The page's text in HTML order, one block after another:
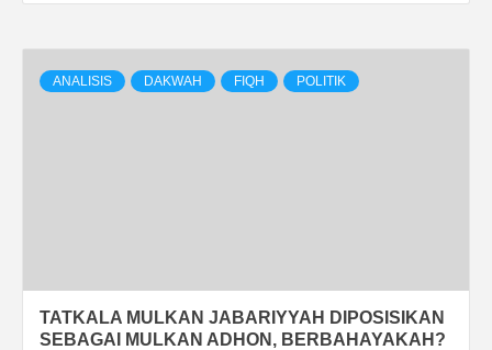
ANALISIS DAKWAH FIQH POLITIK
TATKALA MULKAN JABARIYYAH DIPOSISIKAN
SEBAGAI MULKAN ADHON, BERBAHAYAKAH?